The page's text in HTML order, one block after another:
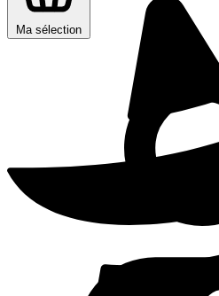
Ma sélection